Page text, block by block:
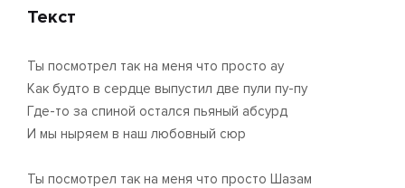
Текст
Ты посмотрел так на меня что просто ау
Как будто в сердце выпустил две пули пу-пу
Где-то за спиной остался пьяный абсурд
И мы ныряем в наш любовный сюр
Ты посмотрел так на меня что просто Шазам